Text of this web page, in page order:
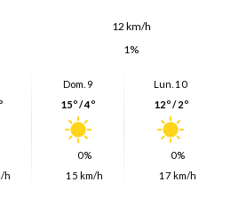
12 km/h
1%
h
Dom. 9
15º / 4º
0%
15 km/h
Lun. 10
12º / 2º
0%
17 km/h